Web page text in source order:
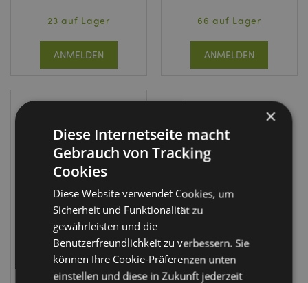
23 auf Lager
ANMELDEN
66 auf Lager
ANMELDEN
IM SALE
Foodiemals
Avocado Plüsch
Türstopper
×
Diese Internetseite macht
Gebrauch von Tracking
Cookies
Diese Website verwendet Cookies, um
Sicherheit und Funktionalität zu
gewährleisten und die
Benutzerfreundlichkeit zu verbessern. Sie
können Ihre Cookie-Präferenzen unten
einstellen und diese in Zukunft jederzeit